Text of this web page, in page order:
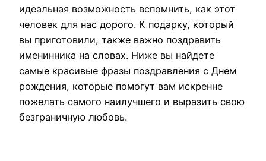
идеальная возможность вспомнить, как этот
человек для нас дорого. К подарку, который
вы приготовили, также важно поздравить
именинника на словах. Ниже вы найдете
самые красивые фразы поздравления с Днем
рождения, которые помогут вам искренне
пожелать самого наилучшего и выразить свою
безграничную любовь.